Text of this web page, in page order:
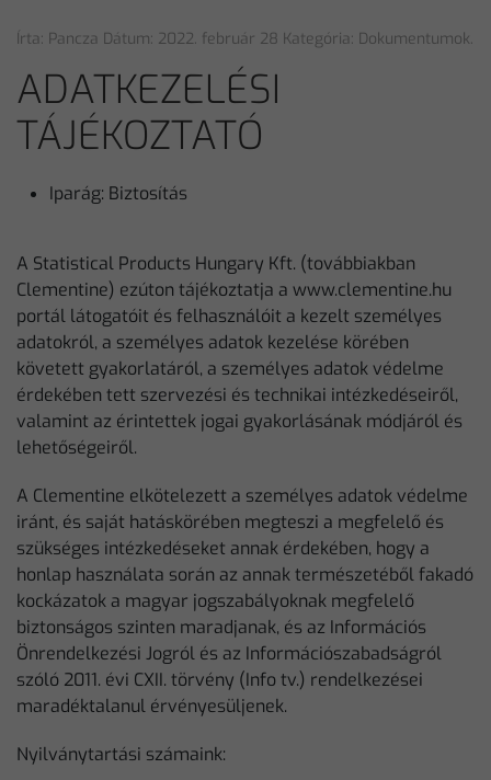
Írta: Pancza Dátum: 2022. február 28 Kategória: Dokumentumok.
ADATKEZELÉSI
TÁJÉKOZTATÓ
Iparág: Biztosítás
A Statistical Products Hungary Kft. (továbbiakban
Clementine) ezúton tájékoztatja a www.clementine.hu
portál látogatóit és felhasználóit a kezelt személyes
adatokról, a személyes adatok kezelése körében
követett gyakorlatáról, a személyes adatok védelme
érdekében tett szervezési és technikai intézkedéseiről,
valamint az érintettek jogai gyakorlásának módjáról és
lehetőségeiről.
A Clementine elkötelezett a személyes adatok védelme
iránt, és saját hatáskörében megteszi a megfelelő és
szükséges intézkedéseket annak érdekében, hogy a
honlap használata során az annak természetéből fakadó
kockázatok a magyar jogszabályoknak megfelelő
biztonságos szinten maradjanak, és az Információs
Önrendelkezési Jogról és az Információszabadságról
szóló 2011. évi CXII. törvény (Info tv.) rendelkezései
maradéktalanul érvényesüljenek.
Nyilványtartási számaink: